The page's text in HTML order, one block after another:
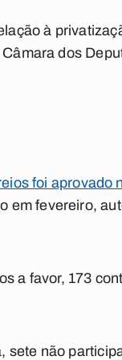
à
dos
foi aprovado
em fevereiro,
a favor, 173
sete não